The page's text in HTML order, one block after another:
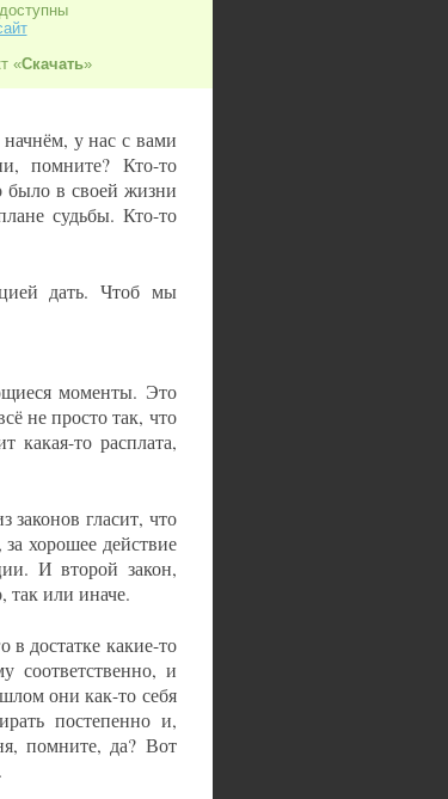
«Скачать»
у нас с вами
помните? Кто-то
было в своей жизни
судьбы. Кто-то
дать. Чтоб мы
моменты. Это
не просто так, что
какая-то расплата,
гласит, что
хорошее действие
И второй закон,
так или иначе.
в достатке какие-то
соответственно, и
они как-то себя
постепенно и,
помните, да? Вот